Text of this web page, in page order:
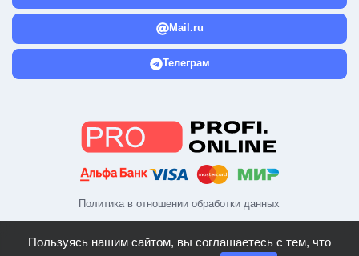
Политика в отношении обработки данных
Mail.ru
Телеграм
Пользуясь нашим сайтом, вы соглашаетесь с тем, что